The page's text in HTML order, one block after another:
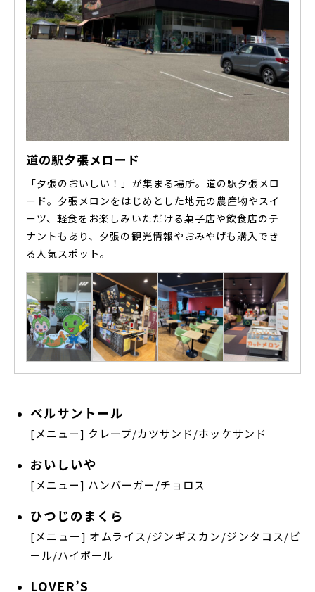
道の駅夕張メロード
「夕張のおいしい！」が集まる場所。道の駅夕張メロ
ード。夕張メロンをはじめとした地元の農産物やスイ
ーツ、軽食をお楽しみいただける菓子店や飲食店のテ
ナントもあり、夕張の観光情報やおみやげも購入でき
る人気スポット。
ベルサントール
[メニュー] クレープ/カツサンド/ホッケサンド
おいしいや
[メニュー] ハンバーガー/チョロス
ひつじのまくら
[メニュー] オムライス/ジンギスカン/ジンタコス/ビ
ール/ハイボール
LOVER’S